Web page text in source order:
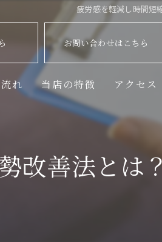
疲労感を軽減し時間短
お問い合わせはこちら
れ 当店の特徴
姿勢矯正
猫背
アクセス
改善法とは？